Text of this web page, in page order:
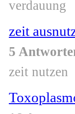
verdauung
zeit
5
zeit nutzen